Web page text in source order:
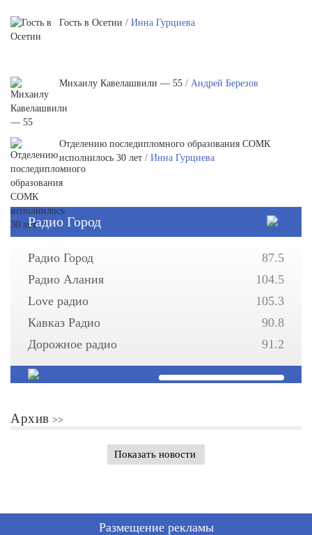
Гость в Осетии / Инна Гурциева
Михаилу Кавелашвили — 55 / Андрей Березов
Отделению последипломного образования СОМК
исполнилось 30 лет / Инна Гурциева
Радио Город
Радио Город
87.5
Радио Алания
104.5
Love радио
105.3
Кавказ Радио
90.8
Дорожное радио
91.2
Архив
Показать новости
Размещение рекламы